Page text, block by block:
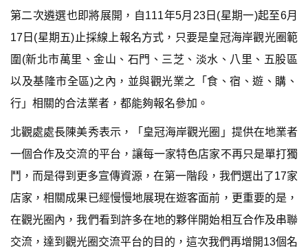
第二次遴選也即將展開，自111年5月23日(星期一)起至6月
17日(星期五)止採線上報名方式，只要是皇冠海岸觀光圈範
圍(新北市萬里、金山、石門、三芝、淡水、八里、五股區
以及基隆市全區)之內，並與觀光業之「食、宿、遊、購、
行」相關的合法業者，都能夠報名參加。
北觀處處長陳美秀表示，「皇冠海岸觀光圈」提供在地業者
一個合作及交流的平台，讓每一家特色店家不再只是單打獨
鬥，而是得到更多宣傳資源，在第一階段，我們選出了17家
店家，相關成果已經慢慢地展現在遊客面前，更重要的是，
在觀光圈內，我們看到許多在地的夥伴開始相互合作及串聯
交流，達到觀光圈交流平台的目的，這次我們再增開13個名